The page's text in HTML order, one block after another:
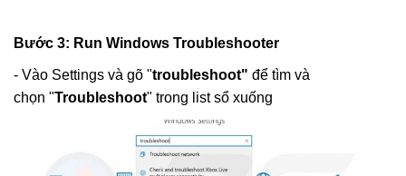
Bước 3: Run Windows Troubleshooter
- Vào Settings và gõ "troubleshoot" để tìm và
chọn "Troubleshoot" trong list sổ xuống